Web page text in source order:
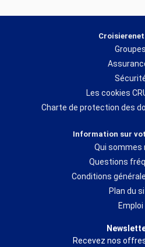
Groupes
Les cookies
Charte de protection des
Information sur
Qui sommes
Questions
Conditions
Plan du
Emploi
Recevez nos